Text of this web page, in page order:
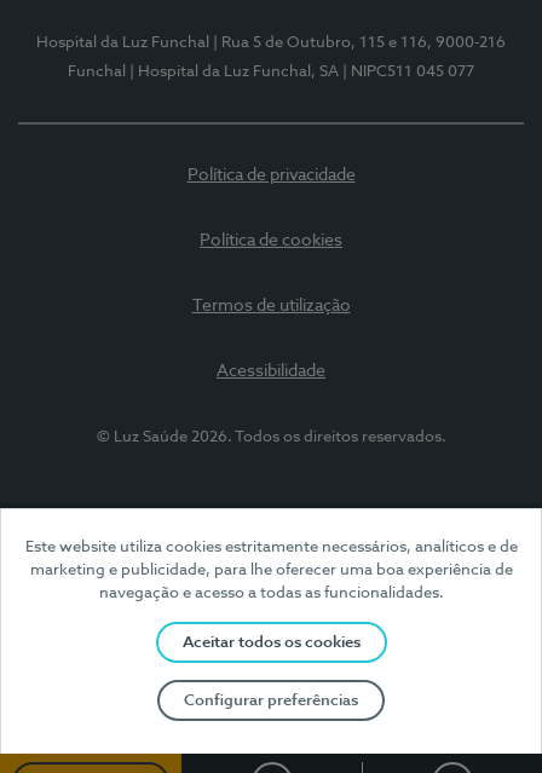
Este website utiliza cookies estritamente necessários, analíticos e de
marketing e publicidade, para lhe oferecer uma boa experiência de
navegação e acesso a todas as funcionalidades.
Aceitar todos os cookies
Configurar preferências
Hospital da Luz Funchal
| Rua 5 de Outubro, 115 e 116, 9000-216
Funchal
| Hospital da Luz Funchal, SA | NIPC511 045 077
Política de privacidade
Política de cookies
Termos de utilização
Acessibilidade
© Luz Saúde 2026. Todos os direitos reservados.